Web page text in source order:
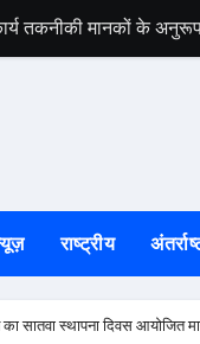
तकनीकी मानकों के
नाम सूची से कटने की
के शिवभक्तों को मिला
और संगठन मजबूती पर
सवाल, घटिया गुणवत्ता
राष्ट्रीय
सातवा स्थापना दिवस आयोजित